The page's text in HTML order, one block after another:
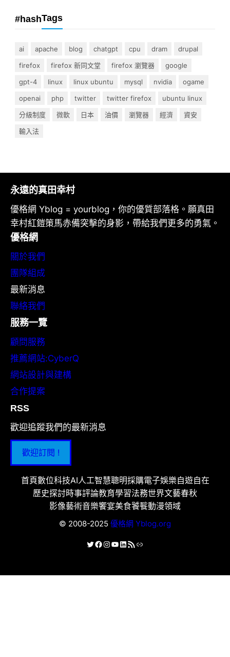
#hashTags
ai apache blog chatgpt cpu dram
drupal
firefox
firefox 新同文堂 firefox 瀏覽器
google
gpt-4
linux linux ubuntu mysql nvidia
ogame
openai
php twitter twitter firefox
ubuntu linux
分級制度
微軟 日本 油價 瀏覽器 經濟
資安
輸入法
永遠的真田幸村
優格網 Yblog = yourblog，你的優質部落格。願真田
幸村紅鎧策馬赤備突擊的身影，帶給我們更多的勇氣。
優格網
關於我們
團隊組成
最新消息
聯絡我們
服務一覽
顧問服務
推薦網站:CyberQ
網站設計與建構
合作提案
RSS
歡迎追蹤我們的最新消息
歡迎訂閱 !
首頁數位科技AI人工智慧聰明採購電子娛樂自遊自在
歷史探討時事評論教育學習法務世界文藝春秋
影像藝術音樂饗宴美食饕餮動漫領域
© 2008-2025 優格網 Yblog.org
X Facebook
Instagram
YouTube
LinkedIn
RSS 資訊提供連結